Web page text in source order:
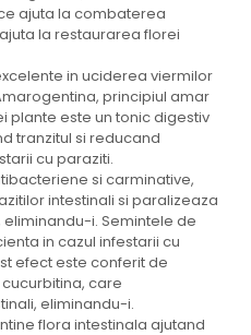
ajuta la combaterea
la restaurarea florei
in uciderea viermilor
principiul amar
plante este un tonic digestiv
tranzitul si reducand
cu paraziti.
si carminative,
intestinali si paralizeaza
i. Semintele de
in cazul infestarii cu
efect este conferit de
care
eliminandu-i.
flora intestinala ajutand